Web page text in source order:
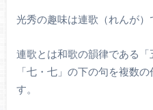
光秀の趣味は連歌（れんが）
連歌とは和歌の韻律である
「七・七」の下の句を複数
す。